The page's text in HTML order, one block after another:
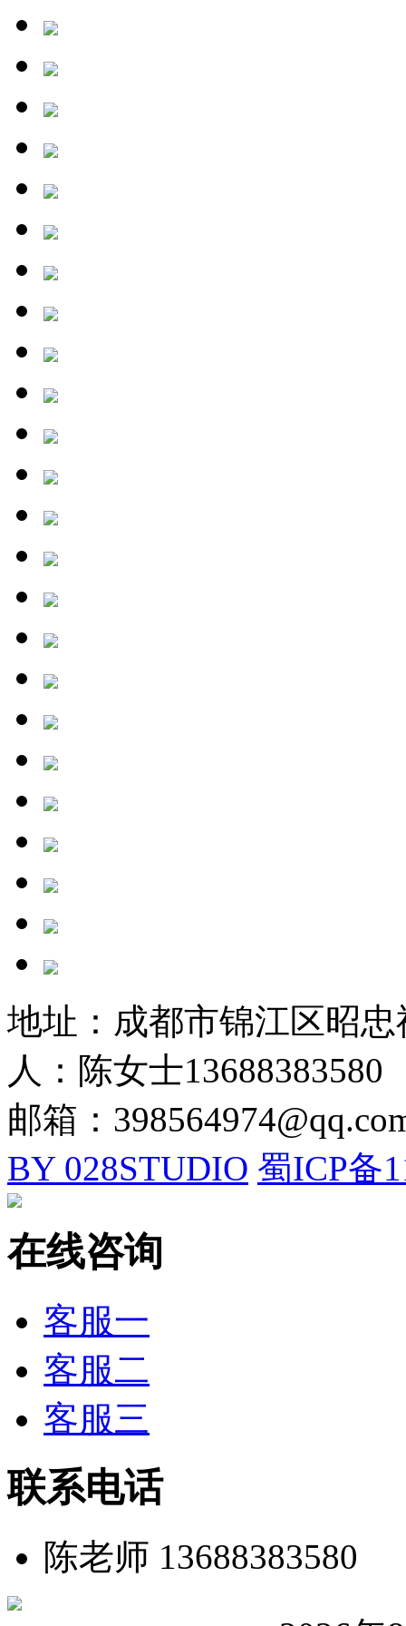
地址：成都市锦江区昭
人：陈女士13688383580
邮箱：
BY 028STUDIO 蜀ICP备
在线咨询
客服一
客服二
客服三
联系电话
陈老师 13688383580